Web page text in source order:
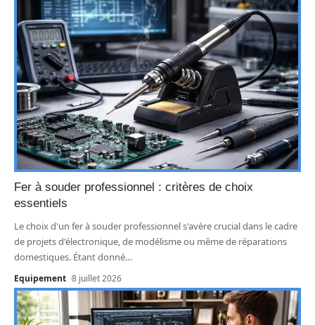
Fer à souder professionnel : critères de choix
essentiels
Le choix d'un fer à souder professionnel s'avère crucial dans le cadre
de projets d'électronique, de modélisme ou même de réparations
domestiques. Étant donné…
Equipement 8 juillet 2026